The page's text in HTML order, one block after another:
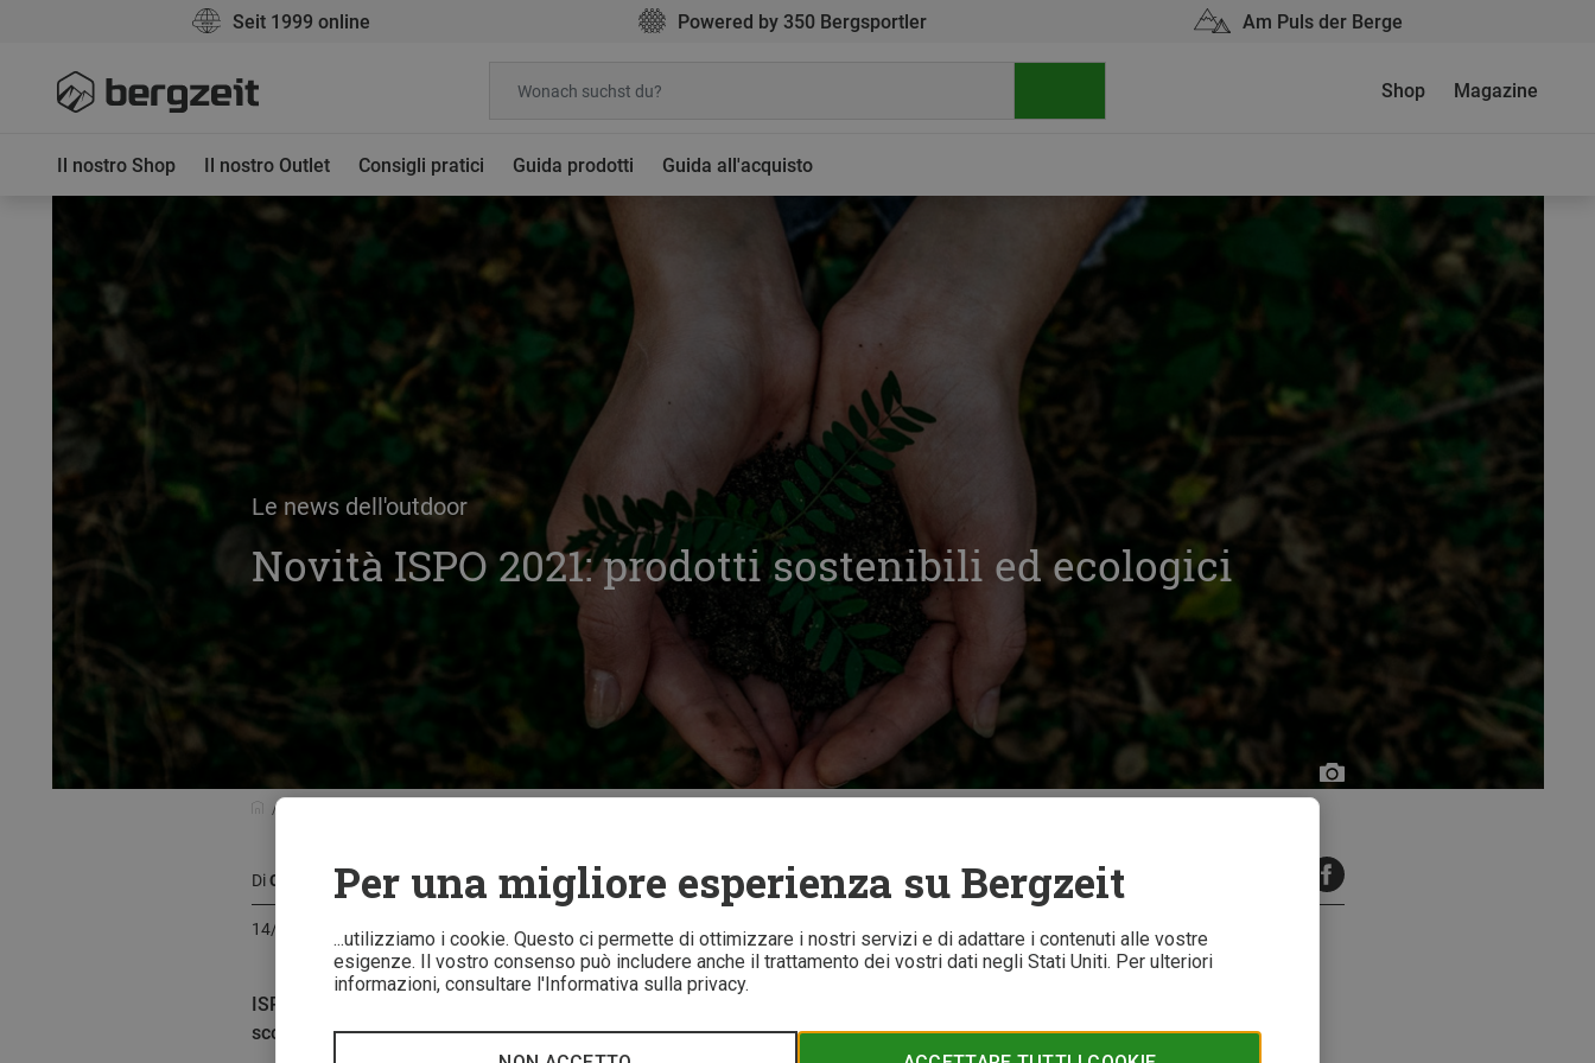
Per una migliore esperienza su Bergzeit
...utilizziamo i cookie. Questo ci permette di ottimizzare i nostri servizi e di adattare i contenuti alle vostre
esigenze. Il vostro consenso può includere anche il trattamento dei vostri dati negli Stati Uniti. Per ulteriori
informazioni, consultare l'Informativa sulla privacy.
Seit 1999 online Powered by 350 Bergsportler Am Puls der Berge
Il nostro Shop Il nostro Outlet Consigli pratici Guida prodotti Guida all'acquisto
Shop Magazine
Le news dell'outdoor
Novità ISPO 2021: prodotti sostenibili ed ecologici
Noah
Buscher,
DiCaroline Opp 5 minuti di lettura
14/02/2021
ISPO 2021 ci mostra che la tendenza green si sta sempre più espandendo nel mercato dell'outdoor. In questo articolo
scopriremo insieme le innovazioni più interessanti in termini di sostenibilità ed ecologia.